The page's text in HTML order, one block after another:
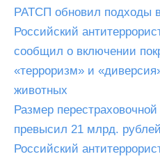
РАТСП обновил подходы
Российский
сообщил о включении
«терроризм» и
животных
Размер
превысил 21 млрд.
Российский